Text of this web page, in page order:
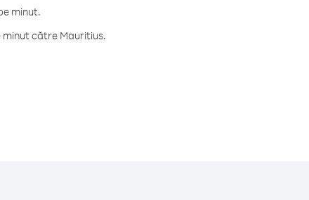
minut.
minut către Mauritius.